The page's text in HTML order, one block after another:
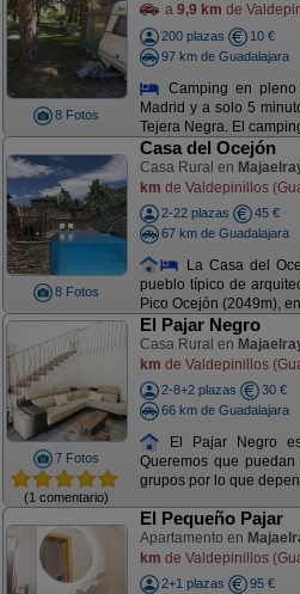
8 Fotos
a 9,9 km de
200 plazas
10 €
97 km de Guadalajara
Camping en
Madrid y a solo 5
Tejera Negra. El
8 Fotos
Casa del Ocejón
Casa Rural en
km de Valdepinillos
2-22 plazas
45 €
67 km de Guadalajara
La Casa del
pueblo típico de
Pico Ocejón (2049m),
7 Fotos
(1 comentario)
El Pajar Negro
Casa Rural en
km de Valdepinillos
2-8+2 plazas
30 €
66 km de Guadalajara
El Pajar Negro
Queremos que
grupos por lo que
El Pequeño Pajar
Apartamento en
km de Valdepinillos
2+1 plazas
95 €